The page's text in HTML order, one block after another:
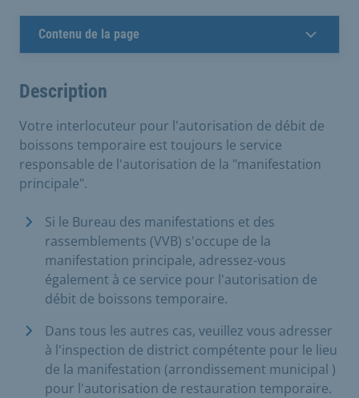
Contenu de la page
Description
Votre interlocuteur pour l'autorisation de débit de
boissons temporaire est toujours le service
responsable de l'autorisation de la "manifestation
principale".
Si le Bureau des manifestations et des
rassemblements (VVB) s'occupe de la
manifestation principale, adressez-vous
également à ce service pour l'autorisation de
débit de boissons temporaire.
Dans tous les autres cas, veuillez vous adresser
à l'inspection de district compétente pour le lieu
de la manifestation (arrondissement municipal )
pour l'autorisation de restauration temporaire.